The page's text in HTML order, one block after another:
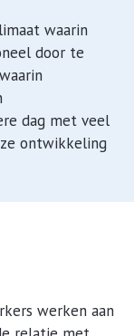
waarin
door te
dag met veel
ontwikkeling
werken aan